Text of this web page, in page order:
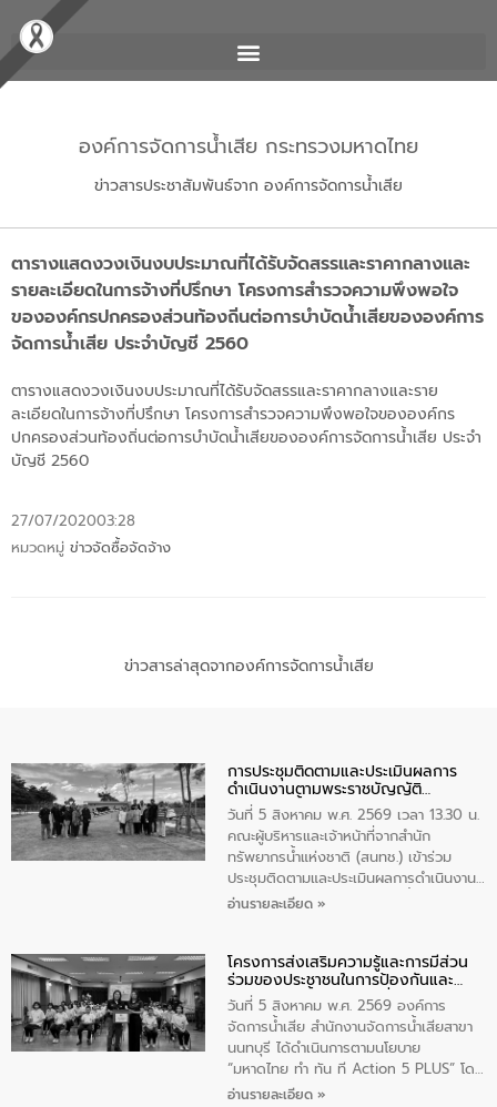
องค์การจัดการน้ำเสีย กระทรวงมหาดไทย
ข่าวสารประชาสัมพันธ์จาก องค์การจัดการน้ำเสีย
ตารางแสดงวงเงินงบประมาณที่ได้รับจัดสรรและราคากลางและ
รายละเอียดในการจ้างที่ปรึกษา โครงการสำรวจความพึงพอใจ
ขององค์กรปกครองส่วนท้องถิ่นต่อการบำบัดน้ำเสียขององค์การ
จัดการน้ำเสีย ประจำบัญชี 2560
ตารางแสดงวงเงินงบประมาณที่ได้รับจัดสรรและราคากลางและราย
ละเอียดในการจ้างที่ปรึกษา โครงการสำรวจความพึงพอใจขององค์กร
ปกครองส่วนท้องถิ่นต่อการบำบัดน้ำเสียขององค์การจัดการน้ำเสีย ประจำ
บัญชี 2560
27/07/202003:28
หมวดหมู่ ข่าวจัดซื้อจัดจ้าง
ข่าวสารล่าสุดจากองค์การจัดการน้ำเสีย
การประชุมติดตามและประเมินผลการ
ดำเนินงานตามพระราชบัญญัติ
ทรัพยากรน้ำ พ.ศ. 2561 ประจำ
ปีงบประมาณ พ.ศ. 2569
วันที่ 5 สิงหาคม พ.ศ. 2569 เวลา 13.30 น.
คณะผู้บริหารและเจ้าหน้าที่จากสำนัก
ทรัพยากรน้ำแห่งชาติ (สนทช.) เข้าร่วม
ประชุมติดตามและประเมินผลการดำเนินงาน
ตามพระราชบัญญัติทรัพยากรน้ำ พ.ศ. 2561
วัดสิงห์ จังหวัดชัยนาท โดยมีนายแสงชัย
สุขชื่น นายกเทศมนตรีตำบลวัดสิงห์ คณะผู้
บริหารเทศบาลตำบลวัดสิงห์ ผู้นำชุมชน และ
ประชาชนในพื้นที่เทศบาลตำบลวัดสิงก์ที่มี
ส่วนได้ส่วนเสียในโครงก่อสร้างศูนย์บริหาร
จัดการคุณภาพน้ำเทศบาลตำบลวัดสิงห์
จังหวัดชัยนาท ให้การต้อนรับ
อ่านรายละเอียด »
โครงการส่งเสริมความรู้และการมีส่วน
ร่วมของประชาชนในการป้องกันและ
แก้ไขปัญหาน้ำเสียอย่างยั่งยืน
วันที่ 5 สิงหาคม พ.ศ. 2569 องค์การ
จัดการน้ำเสีย สำนักงานจัดการน้ำเสียสาขา
นนทบุรี ได้ดำเนินการตามนโยบาย
“มหาดไทย ทำ ทัน ที Action 5 PLUS” โดย
จัดโครงการส่งเสริมความรู้และการมีส่วน
อ่านรายละเอียด »